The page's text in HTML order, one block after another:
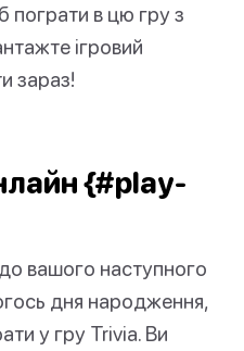
в цю гру з
ігровий
зараз!
{#play-
вашого наступного
дня народження,
у гру Trivia. Ви